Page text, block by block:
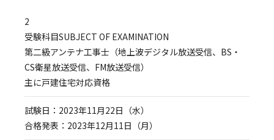
2
受験科目SUBJECT OF EXAMINATION
第二級アンテナ工事士（地上波デジタル放送受信、BS・
CS衛星放送受信、FM放送受信）
主に戸建住宅対応資格
試験日：2023年11月22日（水）
合格発表：2023年12月11日（月）